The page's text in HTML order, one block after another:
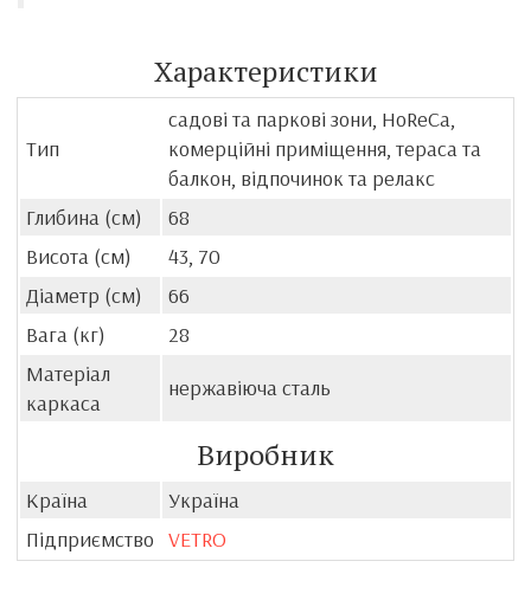
Характеристики
Тип
садові та паркові зони, HoReCa,
комерційні приміщення, тераса та
балкон, відпочинок та релакс
Глибина (см)
68
Висота (см)
43, 70
Діаметр (см)
66
Вага (кг)
28
Матеріал
каркаса
нержавіюча сталь
Виробник
Країна
Україна
Підприємство VETRO